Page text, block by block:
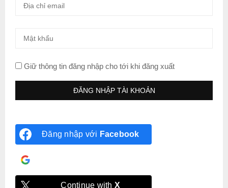
Giữ thông tin đăng nhập cho tới khi đăng xuất
Đăng nhập với Facebook
Continue with X